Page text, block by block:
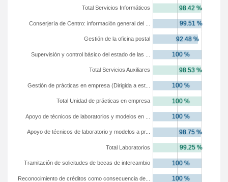
Reconocimiento de créditos como consecuencia de...
Tramitación de solicitudes de becas de intercambio
Total Laboratorios
Apoyo de técnicos de laboratorio y modelos a pr...
Apoyo de técnicos de laboratorios y modelos en ...
Total Unidad de prácticas en empresa
Gestión de prácticas en empresa (Dirigida a est...
Total Servicios Auxiliares
Supervisión y control básico del estado de las ...
Gestión de la oficina postal
Conserjería de Centro: información general del ...
Total Servicios Informáticos